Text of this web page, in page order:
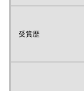
受賞歴